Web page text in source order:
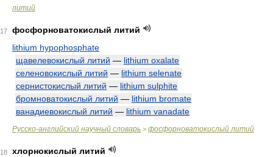
литий
17
фосфорноватокислый литий
lithium hypophosphate
щавелевокислый литий — lithium oxalate
селеновокислый литий — lithium selenate
сернистокислый литий — lithium sulphite
бромноватокислый литий — lithium bromate
ванадиевокислый литий — lithium vanadate
Русско-английский научный словарь > фосфорноватокислый литий
18
хлорнокислый литий